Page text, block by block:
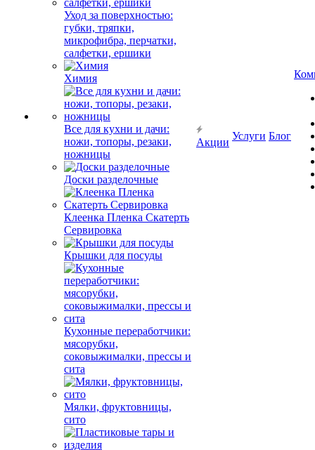
Уход за поверхностью:
губки, тряпки,
микрофибра, перчатки,
салфетки, ершики
Химия
Все для кухни и дачи:
ножи, топоры, резаки,
ножницы
Доски разделочные
Клеенка Пленка Скатерть
Сервировка
Крышки для посуды
Кухонные переработчики:
мясорубки,
соковыжималки, прессы и
сита
Мялки, фруктовницы,
сито
Акции
Услуги Блог